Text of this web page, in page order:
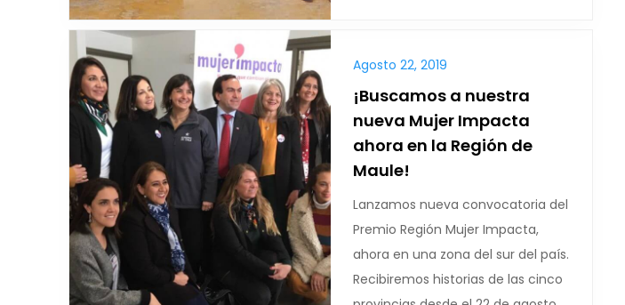
Agosto 22, 2019
¡Buscamos a nuestra
nueva Mujer Impacta
ahora en la Región de
Maule!
Lanzamos nueva convocatoria del
Premio Región Mujer Impacta,
ahora en una zona del sur del país.
Recibiremos historias de las cinco